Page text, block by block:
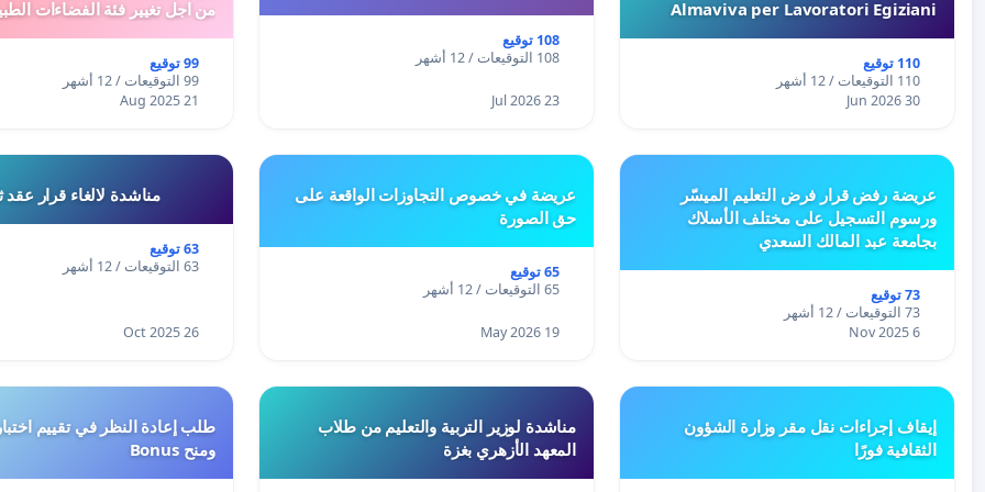
Almaviva per Lavoratori Egiziani
110 توقيع
110 التوقيعات / 12 أشهر
30 Jun 2026
108 توقيع
108 التوقيعات / 12 أشهر
23 Jul 2026
من اجل تغيير فئة الفضاءات
99 توقيع
99 التوقيعات / 12 أشهر
21 Aug 2025
عريضة رفض قرار فرض التعليم الميسّر
ورسوم التسجيل على مختلف الأسلاك
بجامعة عبد المالك السعدي
73 توقيع
73 التوقيعات / 12 أشهر
6 Nov 2025
عريضة في خصوص التجاوزات الواقعة على
حق الصورة
65 توقيع
65 التوقيعات / 12 أشهر
19 May 2026
مناشدة لالغاء قرار عقد
63 توقيع
63 التوقيعات / 12 أشهر
26 Oct 2025
إيقاف إجراءات نقل مقر وزارة الشؤون
الثقافية فورًا
مناشدة لوزير التربية والتعليم من طلاب
المعهد الأزهري بغزة
ومنح Bonus